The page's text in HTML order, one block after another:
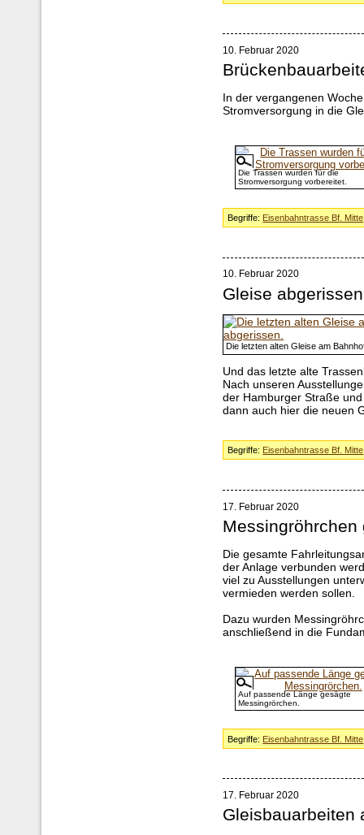
10. Februar 2020
In der vergangenen
Stromversorgung in die
Die Trassen wurden für die
Stromversorgung vorbereitet.
Begriffe: Eisenbahntrasse Bf. Mitte
10. Februar 2020
Gleise abgerissen
Die letzten alten Gleise am
Und das letzte alte
Nach unseren
der Hamburger Straße
dann auch hier die neuen
Begriffe: Eisenbahntrasse Bf. Mitte
17. Februar 2020
Die gesamte
der Anlage verbunden
viel zu Ausstellungen
vermieden werden sollen.
Dazu wurden
anschließend in die
Auf passende Länge gesägte
Messingrörchen.
Begriffe: Eisenbahntrasse Bf. Mitte
17. Februar 2020
Gleisbauarbeiten